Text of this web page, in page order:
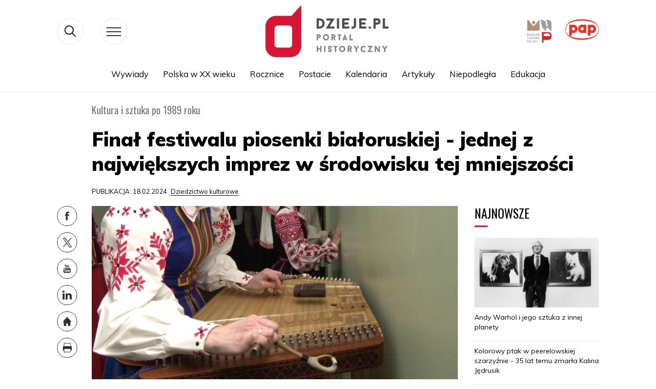
treści
Wywiady Polska w XX wieku Rocznice Postacie Kalendaria Artykuły Niepodległa Edukacja
Kultura i sztuka po 1989 roku
Finał festiwalu piosenki białoruskiej - jednej z
największych imprez w środowisku tej mniejszości
PUBLIKACJA: 18.02.2024 Dziedzictwo kulturowe
NAJNOWSZE
Andy Warhol i jego sztuka z innej
planety
Kolorowy ptak w peerelowskiej
szarzyźnie - 35 lat temu zmarła Kalina
Jędrusik